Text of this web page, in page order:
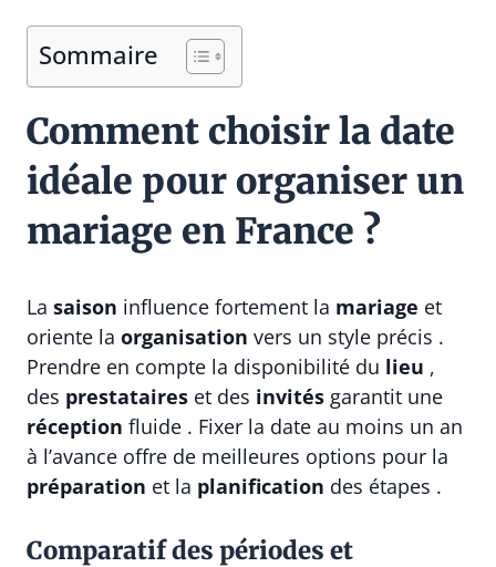
Sommaire
Comment choisir la date
idéale pour organiser un
mariage en France ?
La saison influence fortement la mariage et
oriente la organisation vers un style précis .
Prendre en compte la disponibilité du lieu ,
des prestataires et des invités garantit une
réception fluide . Fixer la date au moins un an
à l’avance offre de meilleures options pour la
préparation et la planification des étapes .
Comparatif des périodes et